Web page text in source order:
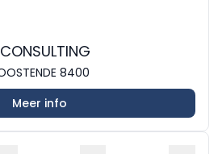
8400
Meer info